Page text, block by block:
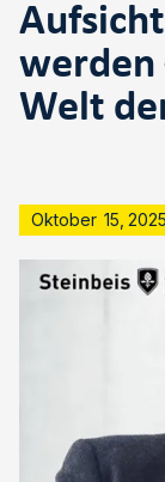
werden
Welt
Oktober 15 2025